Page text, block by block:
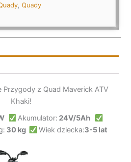
Quady
Przygody z Quad Maverick ATV
Khaki!
Akumulator: 24V/5Ah
30 kg Wiek dziecka:3-5 lat